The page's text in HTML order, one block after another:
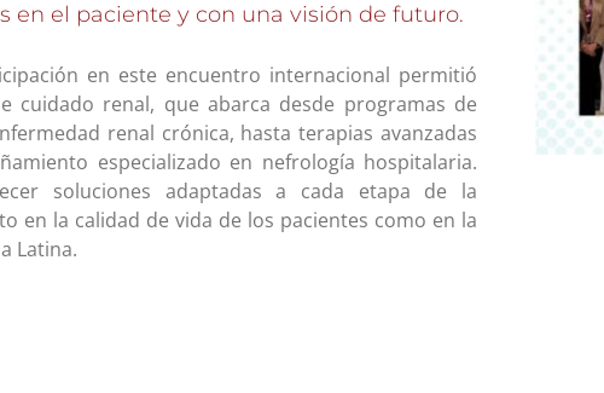
en el paciente y con una visión de futuro.
en este encuentro internacional permitió
cuidado renal, que abarca desde programas de
renal crónica, hasta terapias avanzadas
especializado en nefrología hospitalaria.
soluciones adaptadas a cada etapa de la
en la calidad de vida de los pacientes como en la
Latina.